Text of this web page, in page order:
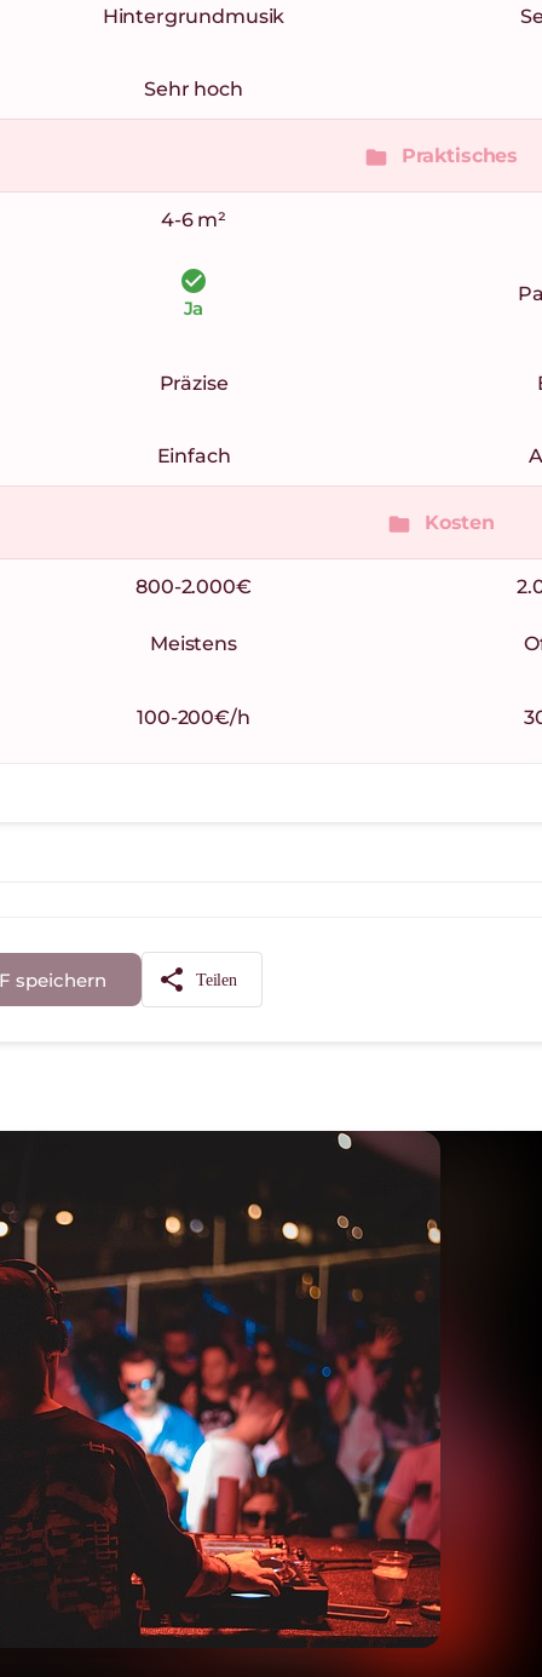
Hintergrundmusik
Sehr hoch
folder Praktisches
4-6 m²
check_circle
Ja
Präzise
Einfach
folder Kosten
800-2.000€
Meistens
100-200€/h
speichern share Teilen